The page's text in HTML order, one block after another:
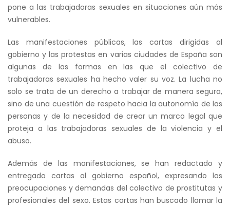
pone a las trabajadoras sexuales en situaciones aún más
vulnerables.
Las manifestaciones públicas, las cartas dirigidas al
gobierno y las protestas en varias ciudades de España son
algunas de las formas en las que el colectivo de
trabajadoras sexuales ha hecho valer su voz. La lucha no
solo se trata de un derecho a trabajar de manera segura,
sino de una cuestión de respeto hacia la autonomía de las
personas y de la necesidad de crear un marco legal que
proteja a las trabajadoras sexuales de la violencia y el
abuso.
Además de las manifestaciones, se han redactado y
entregado cartas al gobierno español, expresando las
preocupaciones y demandas del colectivo de prostitutas y
profesionales del sexo. Estas cartas han buscado llamar la